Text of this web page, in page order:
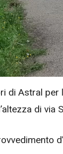
di Astral
di via